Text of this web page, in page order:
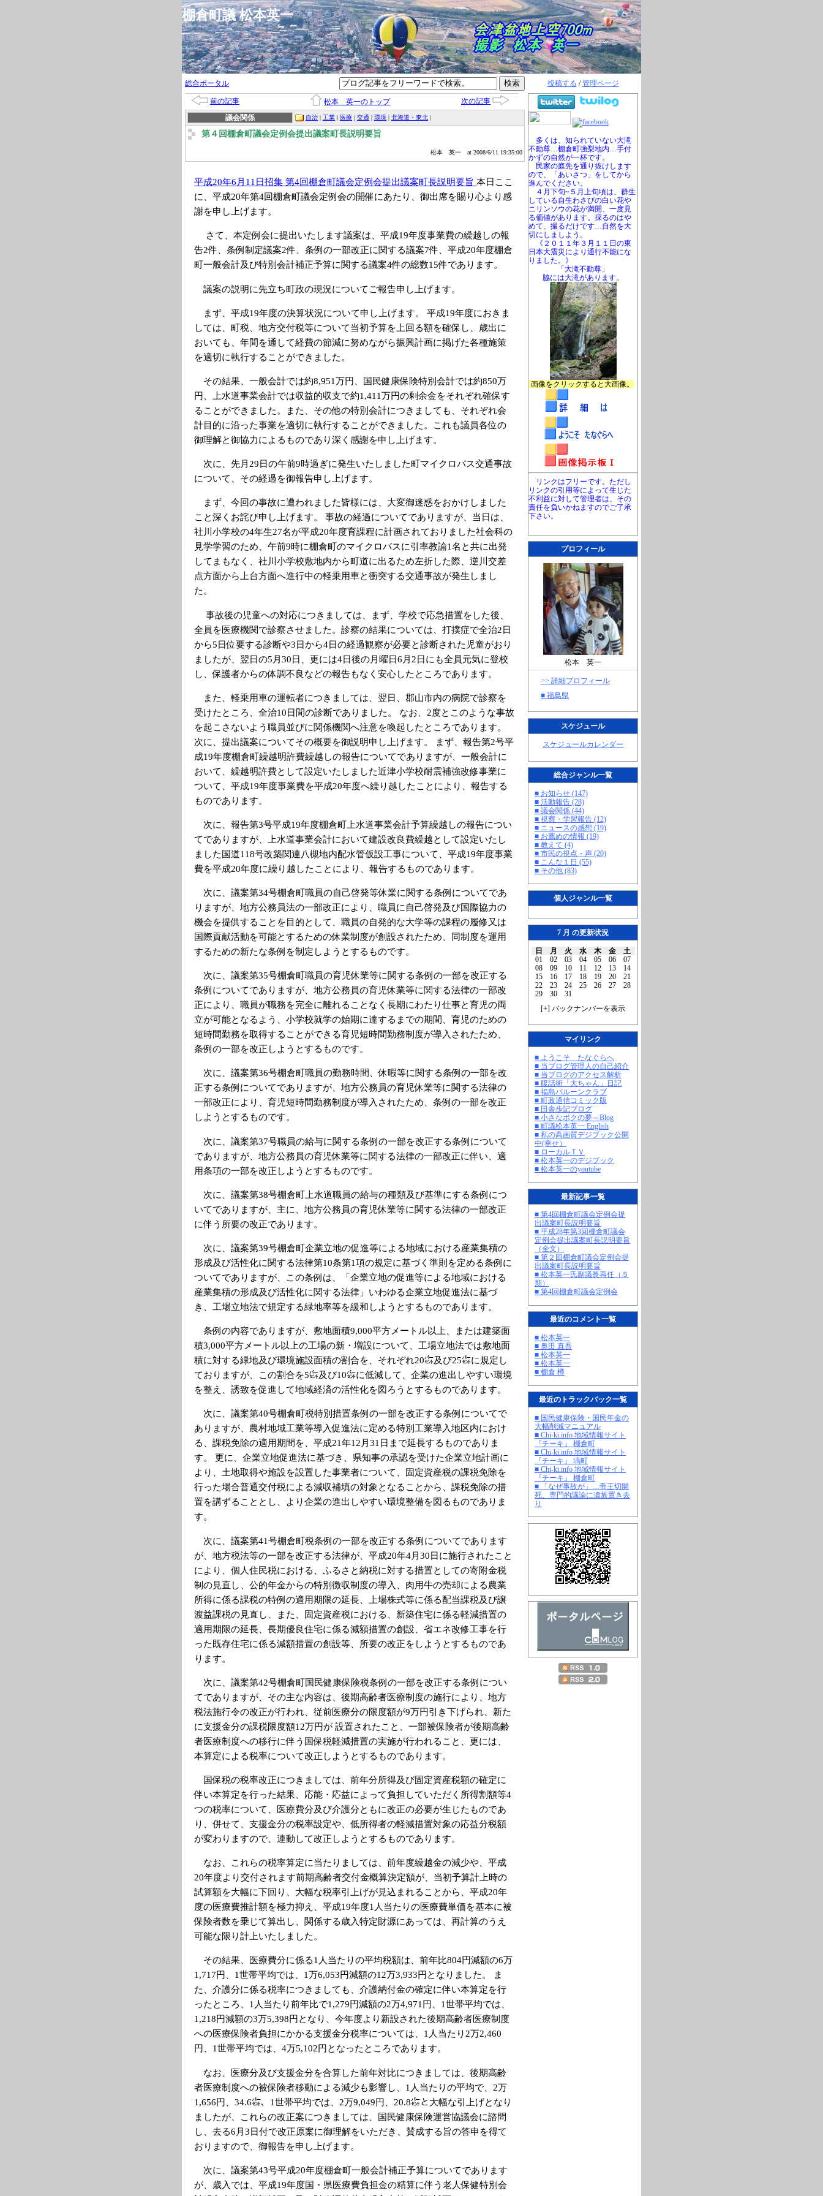
棚倉町議 松本英一
投稿する /管理ページ
多くは、知られていない大滝
不動尊…棚倉町強梨地内…手付
かずの自然が一杯です。
民家の庭先を通り抜けします
ので、「あいさつ」をしてから
進んでください。
４月下旬~５月上旬頃は、群生
している自生わさびの白い花や
ニリンソウの花が満開、一度見
る価値があります。採るのはや
めて、撮るだけです…自然を大
切にしましよう。
《２０１１年３月１１日の東
日本大震災により通行不能にな
りました。》
「大滝不動尊」
脇には大滝があります。
画像をクリックすると大画像。
リンクはフリーです。ただし
リンクの引用等によって生じた
不利益に対して管理者は、その
責任を負いかねますのでご了承
下さい。
プロフィール
松本 英一
>> 詳細プロフィール
■ 福島県
スケジュール
スケジュールカレンダー
総合ジャンル一覧
■ お知らせ (147)
■ 活動報告 (28)
■ 議会関係 (44)
■ 視察・学習報告 (12)
■ ニュースの感想 (19)
■ お薦めの情報 (19)
■ 教えて (4)
■ 市民の視点・声 (20)
■ こんな１日 (55)
■ その他 (83)
個人ジャンル一覧
7 月 の更新状況
日 月 火 水 木 金
土
01
02 03 04 05 06
07
08
09 10 11 12 13
14
15
16 17 18 19 20
21
22
23 24 25 26 27
28
29
30
31
[+] バックナンバーを表示
マイリンク
■ ようこそ たなぐらへ
■ 当ブログ管理人の自己紹介
■ 当ブログのアクセス解析
■ 腹話術「大ちゃん」日記
■ 福島バルーンクラブ
■ 町政通信コミック版
■ 田舎歩記ブログ
■ 小さなボクの夢～Blog
■ 町議松本英一 English
■ 私の高画質デジブック公開
中(幸せ）
■ ローカルＴＶ
■ 松本英一のデジブック
■ 松本英一のyoutube
最新記事一覧
■ 第4回棚倉町議会定例会提
出議案町長説明要旨
■ 平成28年第3回棚倉町議会
定例会提出議案町長説明要旨
（全文）
■ 第２回棚倉町議会定例会提
出議案町長説明要旨
■ 松本英一氏副議長再任（５
期）
■ 第4回棚倉町議会定例会
最近のコメント一覧
■ 松本英一
■ 奥田 真吾
■ 松本英一
■ 松本英一
■ 棚倉 樽
最近のトラックバック一覧
■ 国民健康保険・国民年金の
大幅削減マニュアル
■ Chi-ki.info 地域情報サイト
『チーキ』 棚倉町
■ Chi-ki.info 地域情報サイト
『チーキ』 塙町
■ Chi-ki.info 地域情報サイト
『チーキ』 棚倉町
■ 「なぜ事故が」…帝王切開
死、専門的議論に遺族置き去
り
総合ポータル
前の記事 松本 英一のトップ
次の記事
議会関係
自治 | 工業 | 医療 | 交通 | 環境 | 北海道・東北 |
第４回棚倉町議会定例会提出議案町長説明要旨
松本 英一 at 2008/6/11 19:35:00
平成20年6月11日招集 第4回棚倉町議会定例会提出議案町長説明要旨本日ここ
に、平成20年第4回棚倉町議会定例会の開催にあたり、御出席を賜り心より感
謝を申し上げます。
さて、本定例会に提出いたします議案は、平成19年度事業費の繰越しの報
告2件、条例制定議案2件、条例の一部改正に関する議案7件、平成20年度棚倉
町一般会計及び特別会計補正予算に関する議案4件の総数15件であります。
議案の説明に先立ち町政の現況についてご報告申し上げます。
まず、平成19年度の決算状況について申し上げます。 平成19年度におきま
しては、町税、地方交付税等について当初予算を上回る額を確保し、歳出に
おいても、年間を通して経費の節減に努めながら振興計画に掲げた各種施策
を適切に執行することができました。
その結果、一般会計では約8,951万円、国民健康保険特別会計では約850万
円、上水道事業会計では収益的収支で約1,411万円の剰余金をそれぞれ確保す
ることができました。また、その他の特別会計につきましても、それぞれ会
計目的に沿った事業を適切に執行することができました。これも議員各位の
御理解と御協力によるものであり深く感謝を申し上げます。
次に、先月29日の午前9時過ぎに発生いたしました町マイクロバス交通事故
について、その経過を御報告申し上げます。
まず、今回の事故に遭われました皆様には、大変御迷惑をおかけしました
こと深くお詫び申し上げます。 事故の経過についてでありますが、当日は、
社川小学校の4年生27名が平成20年度育課程に計画されておりました社会科の
見学学習のため、午前9時に棚倉町のマイクロバスに引率教諭1名と共に出発
してまもなく、社川小学校敷地内から町道に出るため左折した際、逆川交差
点方面から上台方面へ進行中の軽乗用車と衝突する交通事故が発生しまし
た。
事故後の児童への対応につきましては、まず、学校で応急措置をした後、
全員を医療機関で診察させました。診察の結果については、打撲症で全治2日
から5日位要する診断や3日から4日の経過観察が必要と診断された児童がおり
ましたが、翌日の5月30日、更には4日後の月曜日6月2日にも全員元気に登校
し、保護者からの体調不良などの報告もなく安心したところであります。
また、軽乗用車の運転者につきましては、翌日、郡山市内の病院で診察を
受けたところ、全治10日間の診断でありました。 なお、2度とこのような事故
を起こさないよう職員並びに関係機関へ注意を喚起したところであります。
次に、提出議案についてその概要を御説明申し上げます。 まず、報告第2号平
成19年度棚倉町繰越明許費繰越しの報告についてでありますが、一般会計に
おいて、繰越明許費として設定いたしました近津小学校耐震補強改修事業に
ついて、平成19年度事業費を平成20年度へ繰り越したことにより、報告する
ものであります。
次に、報告第3号平成19年度棚倉町上水道事業会計予算繰越しの報告につい
てでありますが、上水道事業会計において建設改良費繰越として設定いたし
ました国道118号改築関連八槻地内配水管仮設工事について、平成19年度事業
費を平成20年度に繰り越したことにより、報告するものであります。
次に、議案第34号棚倉町職員の自己啓発等休業に関する条例についてであ
りますが、地方公務員法の一部改正により、職員に自己啓発及び国際協力の
機会を提供することを目的として、職員の自発的な大学等の課程の履修又は
国際貢献活動を可能とするための休業制度が創設されたため、同制度を運用
するための新たな条例を制定しようとするものです。
次に、議案第35号棚倉町職員の育児休業等に関する条例の一部を改正する
条例についてでありますが、地方公務員の育児休業等に関する法律の一部改
正により、職員が職務を完全に離れることなく長期にわたり仕事と育児の両
立が可能となるよう、小学校就学の始期に達するまでの期間、育児のための
短時間勤務を取得することができる育児短時間勤務制度が導入されたため、
条例の一部を改正しようとするものです。
次に、議案第36号棚倉町職員の勤務時間、休暇等に関する条例の一部を改
正する条例についてでありますが、地方公務員の育児休業等に関する法律の
一部改正により、育児短時間勤務制度が導入されたため、条例の一部を改正
しようとするものです。
次に、議案第37号職員の給与に関する条例の一部を改正する条例について
でありますが、地方公務員の育児休業等に関する法律の一部改正に伴い、適
用条項の一部を改正しようとするものです。
次に、議案第38号棚倉町上水道職員の給与の種類及び基準にする条例につ
いてでありますが、主に、地方公務員の育児休業等に関する法律の一部改正
に伴う所要の改正であります。
次に、議案第39号棚倉町企業立地の促進等による地域における産業集積の
形成及び活性化に関する法律第10条第1項の規定に基づく準則を定める条例に
ついてでありますが、この条例は、「企業立地の促進等による地域における
産業集積の形成及び活性化に関する法律」いわゆる企業立地促進法に基づ
き、工場立地法で規定する緑地率等を緩和しようとするものであります。
条例の内容でありますが、敷地面積9,000平方メートル以上、または建築面
積3,000平方メートル以上の工場の新・増設について、工場立地法では敷地面
積に対する緑地及び環境施設面積の割合を、それぞれ20㌫及び25㌫に規定し
ておりますが、この割合を5㌫及び10㌫に低減して、企業の進出しやすい環境
を整え、誘致を促進して地域経済の活性化を図ろうとするものであります。
次に、議案第40号棚倉町税特別措置条例の一部を改正する条例についてで
ありますが、農村地域工業等導入促進法に定める特別工業導入地区内におけ
る、課税免除の適用期間を、平成21年12月31日まで延長するものでありま
す。 更に、企業立地促進法に基づき、県知事の承認を受けた企業立地計画に
より、土地取得や施設を設置した事業者について、固定資産税の課税免除を
行った場合普通交付税による減収補填の対象となることから、課税免除の措
置を講ずることとし、より企業の進出しやすい環境整備を図るものでありま
す。
次に、議案第41号棚倉町税条例の一部を改正する条例についてであります
が、地方税法等の一部を改正する法律が、平成20年4月30日に施行されたこと
により、個人住民税における、ふるさと納税に対する措置としての寄附金税
制の見直し、公的年金からの特別徴収制度の導入、肉用牛の売却による農業
所得に係る課税の特例の適用期限の延長、上場株式等に係る配当課税及び譲
渡益課税の見直し、また、固定資産税における、新築住宅に係る軽減措置の
適用期限の延長、長期優良住宅に係る減額措置の創設、省エネ改修工事を行
った既存住宅に係る減額措置の創設等、所要の改正をしようとするものであ
ります。
次に、議案第42号棚倉町国民健康保険税条例の一部を改正する条例につい
てでありますが、その主な内容は、後期高齢者医療制度の施行により、地方
税法施行令の改正が行われ、従前医療分の限度額が9万円引き下げられ、新た
に支援金分の課税限度額12万円が 設置されたこと、一部被保険者が後期高齢
者医療制度への移行に伴う国保税軽減措置の実施が行われること、更には、
本算定による税率について改正しようとするものであります。
国保税の税率改正につきましては、前年分所得及び固定資産税額の確定に
伴い本算定を行った結果、応能・応益によって負担していただく所得割額等4
つの税率について、医療費分及び介護分ともに改正の必要が生じたものであ
り、併せて、支援金分の税率設定や、低所得者の軽減措置対象の応益分税額
が変わりますので、連動して改正しようとするものであります。
なお、これらの税率算定に当たりましては、前年度繰越金の減少や、平成
20年度より交付されます前期高齢者交付金概算決定額が、当初予算計上時の
試算額を大幅に下回り、大幅な税率引上げが見込まれることから、平成20年
度の医療費推計額を極力抑え、平成19年度1人当たりの医療費単価を基本に被
保険者数を乗じて算出し、関係する歳入特定財源にあっては、再計算のうえ
可能な限り計上いたしました。
その結果、医療費分に係る1人当たりの平均税額は、前年比804円減額の6万
1,717円、1世帯平均では、1万6,053円減額の12万3,933円となりました。 ま
た、介護分に係る税率につきましても、介護納付金の確定に伴い本算定を行
ったところ、1人当たり前年比で1,279円減額の2万4,971円、1世帯平均では、
1,218円減額の3万5,398円となり、今年度より新設された後期高齢者医療制度
への医療保険者負担にかかる支援金分税率については、1人当たり2万2,460
円、1世帯平均では、4万5,102円となったところであります。
なお、医療分及び支援金分を合算した前年対比につきましては、後期高齢
者医療制度への被保険者移動による減少も影響し、1人当たりの平均で、2万
1,656円、34.6㌫、1世帯平均では、2万9,049円、20.8㌫と大幅な引上げとなり
ましたが、これらの改正案につきましては、国民健康保険運営協議会に諮問
し、去る6月3日付で改正原案に御理解をいただき、賛成する旨の答申を得て
おりますので、御報告を申し上げます。
次に、議案第43号平成20年度棚倉町一般会計補正予算についてであります
が、歳入では、平成19年度国・県医療費負担金の精算に伴う老人保健特別会